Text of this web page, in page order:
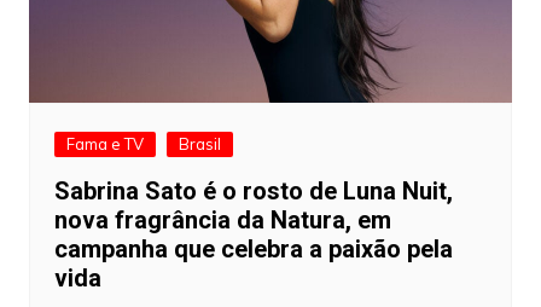
Fama e TV Brasil
Sabrina Sato é o rosto de Luna Nuit,
nova fragrância da Natura, em
campanha que celebra a paixão pela
vida